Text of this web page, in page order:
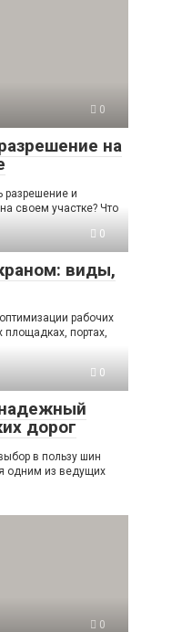
0
на
разрешение и
своем участке? Что
0
виды,
рабочих
портах,
0
дорог
в пользу шин
одним из ведущих
0